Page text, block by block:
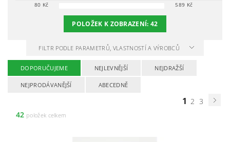
80 Kč 589 Kč
POLOŽEK K ZOBRAZENÍ:42
FILTR PODLE PARAMETRŮ, VLASTNOSTÍ A VÝROBCŮ
DOPORUČUJEME NEJLEVNĚJŠÍ NEJDRAŽŠÍ
NEJPRODÁVANĚJŠÍ ABECEDNĚ
1 2 3
42 položek celkem